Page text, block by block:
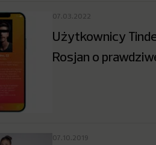
07.03.2022
Użytkownicy
Rosjan o
07.10.2019